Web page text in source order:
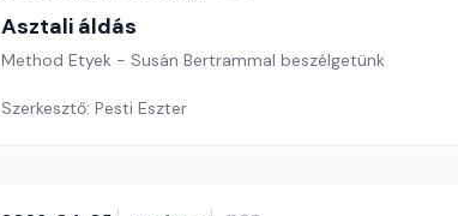
Asztali áldás
Method Etyek - Susán Bertrammal beszélgetünk
Szerkesztő: Pesti Eszter